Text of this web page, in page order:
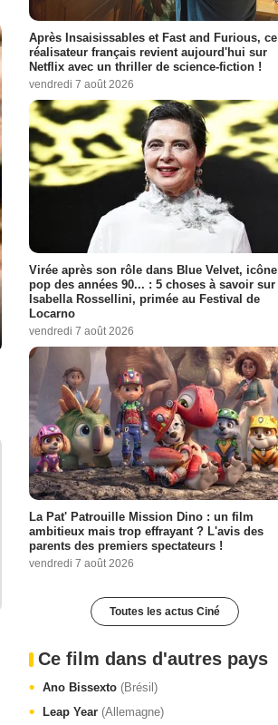
Après Insaisissables et Fast and Furious, ce
réalisateur français revient aujourd'hui sur
Netflix avec un thriller de science-fiction !
vendredi 7 août 2026
Virée après son rôle dans Blue Velvet, icône
pop des années 90... : 5 choses à savoir sur
Isabella Rossellini, primée au Festival de
Locarno
vendredi 7 août 2026
La Pat' Patrouille Mission Dino : un film
ambitieux mais trop effrayant ? L'avis des
parents des premiers spectateurs !
vendredi 7 août 2026
Toutes les actus Ciné
Ce film dans d'autres pays
Ano Bissexto (Brésil)
Leap Year (Allemagne)